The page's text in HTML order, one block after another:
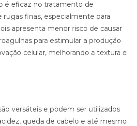
é eficaz no tratamento de
rugas finas, especialmente para
apresenta menor risco de causar
para estimular a produção
celular, melhorando a textura e
versáteis e podem ser utilizados
queda de cabelo e até mesmo